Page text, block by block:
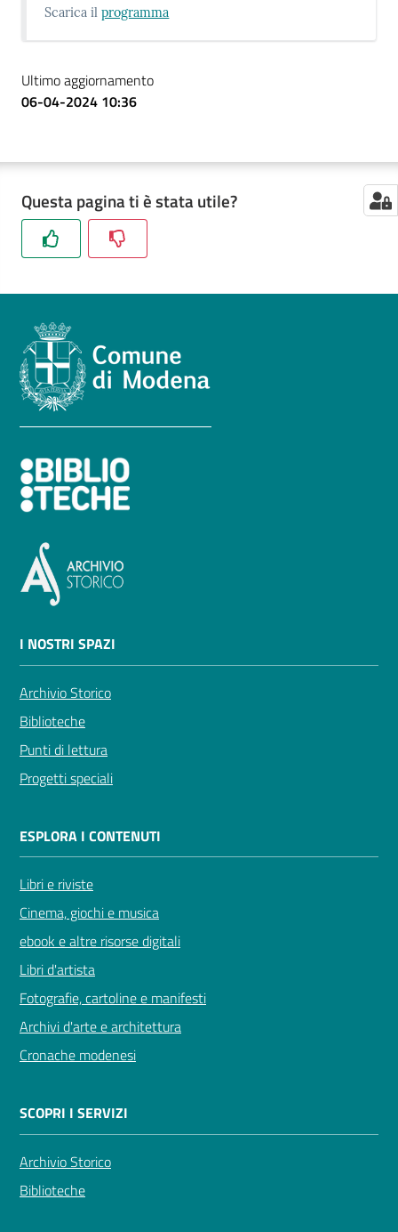
Scarica ilprogramma
Ultimo aggiornamento
06-04-2024 10:36
Questa pagina ti è stata utile?
I NOSTRI SPAZI
Archivio Storico
Biblioteche
Punti di lettura
Progetti speciali
ESPLORA I CONTENUTI
Libri e riviste
Cinema, giochi e musica
ebook e altre risorse digitali
Libri d'artista
Fotografie, cartoline e manifesti
Archivi d'arte e architettura
Cronache modenesi
SCOPRI I SERVIZI
Archivio Storico
Biblioteche